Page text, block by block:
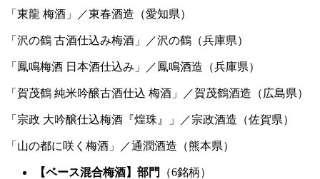
「東龍 梅酒」／東春酒造（愛知県）
「沢の鶴 古酒仕込み梅酒」／沢の鶴（兵庫県）
「鳳鳴梅酒 日本酒仕込み」／鳳鳴酒造（兵庫県）
「賀茂鶴 純米吟醸古酒仕込 梅酒」／賀茂鶴酒造（広島県）
「宗政 大吟醸仕込梅酒『煌珠』」／宗政酒造（佐賀県）
「山の都に咲く梅酒」／通潤酒造（熊本県）
【ベース混合梅酒】部門 （6銘柄）